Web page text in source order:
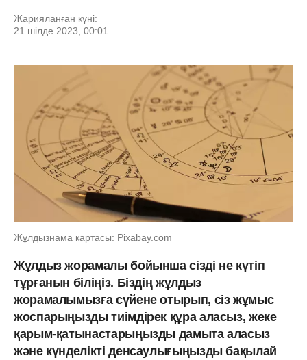
Жарияланған күні:
21 шілде 2023, 00:01
Жұлдызнама картасы: Рixabay.com
Жұлдыз жорамалы бойынша сізді не күтіп
тұрғанын біліңіз. Біздің жұлдыз
жорамалымызға сүйене отырып, сіз жұмыс
жоспарыңызды тиімдірек құра аласыз, жеке
қарым-қатынастарыңызды дамыта аласыз
және күнделікті денсаулығыңызды бақылай